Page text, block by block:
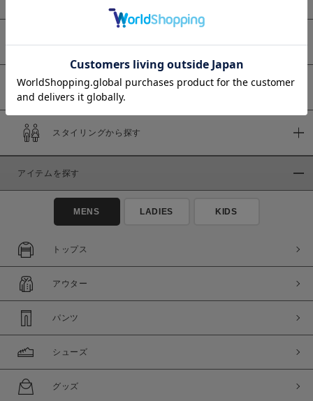
価格
～
商品タイプ
通常商品 予約商品
在庫
在庫あり 在庫なし含む
予約商品
スタイリングから探す
アイテムを探す
MENS LADIES KIDS
トップス
アウター
パンツ
シューズ
グッズ